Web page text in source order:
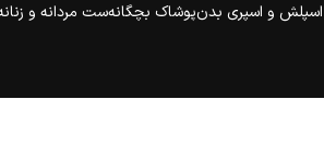
و اسپری بدنپوشاک بچگانهست مردانه و